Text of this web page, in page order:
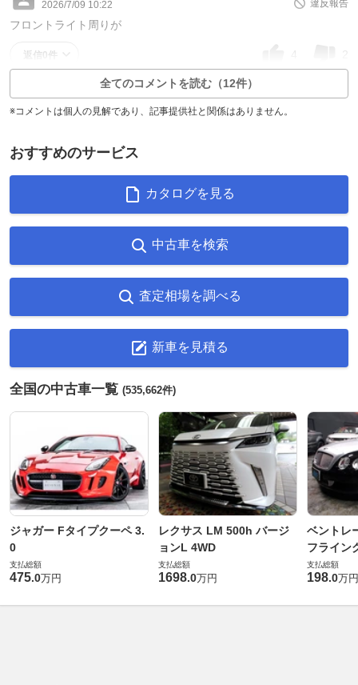
2026/7/09 10:22 違反報告
フロントライト周りが
返信0件 4
全てのコメントを読む（12件）
※コメントは個人の見解であり、記事提供社と関係はありません。
おすすめのサービス
カタログを見る
中古車を検索
査定相場を調べる
新車を見積る
全国の中古車一覧 (535,662件)
ジャガー Fタイプクーペ 3.
0
支払総額
475.0万円
レクサス LM 500h バージ
ョンL 4WD
支払総額
1698.0万円
ベントレ
フライン
支払総額
198.0万円